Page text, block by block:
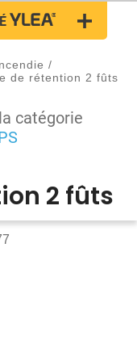
/
de rétention 2 fûts
catégorie
2 fûts